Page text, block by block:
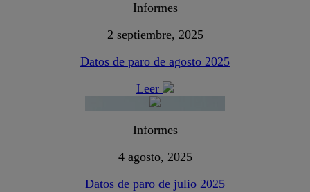
Informes
2 septiembre, 2025
Datos de paro de agosto 2025
Leer
Informes
4 agosto, 2025
Datos de paro de julio 2025